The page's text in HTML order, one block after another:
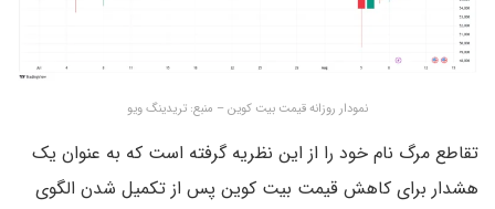
نمودار روزانه قیمت بیت کوین – منبع: تریدینگ ویو
تقاطع مرگ نام خود را از این نظریه گرفته است که به عنوان یک
هشدار برای کاهش قیمت بیت کوین پس از تکمیل شدن الگوی